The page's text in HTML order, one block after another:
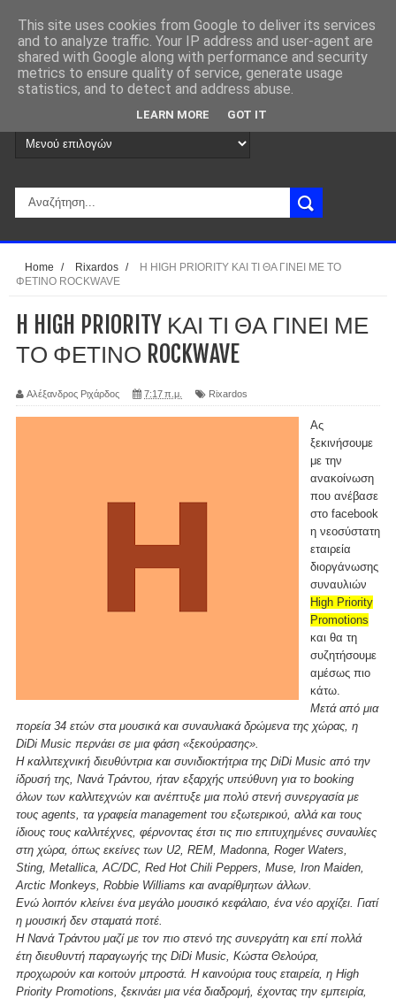
Home / Rixardos /
H HIGH PRIORITY ΚΑΙ ΤΙ ΘΑ ΓΙΝΕΙ ΜΕ ΤΟ
ΦΕΤΙΝΟ ROCKWAVE
H HIGH PRIORITY ΚΑΙ ΤΙ ΘΑ ΓΙΝΕΙ ΜΕ
ΤΟ ΦΕΤΙΝΟ ROCKWAVE
Αλέξανδρος Ριχάρδος 7:17 π.μ. Rixardos
Ας
ξεκινήσουμε
με την
ανακοίνωση
που ανέβασε
στο facebook
η νεοσύστατη
εταιρεία
διοργάνωσης
συναυλιών
High Priority
Promotions
και θα τη
συζητήσουμε
αμέσως πιο
κάτω.
Μετά από μια
πορεία 34 ετών στα μουσικά και συναυλιακά δρώμενα της χώρας, η
DiDi Music περνάει σε μια φάση «ξεκούρασης».
Η καλλιτεχνική διευθύντρια και συνιδιοκτήτρια της DiDi Music από την
ίδρυσή της, Νανά Τράντου, ήταν εξαρχής υπεύθυνη για το booking
όλων των καλλιτεχνών και ανέπτυξε μια πολύ στενή συνεργασία με
τους agents, τα γραφεία management του εξωτερικού, αλλά και τους
ίδιους τους καλλιτέχνες, φέρνοντας έτσι τις πιο επιτυχημένες συναυλίες
στη χώρα, όπως εκείνες των U2, REM, Madonna, Roger Waters,
Sting, Metallica, AC/DC, Red Hot Chili Peppers, Muse, Iron Maiden,
Arctic Monkeys, Robbie Williams και αναρίθμητων άλλων.
Ενώ λοιπόν κλείνει ένα μεγάλο μουσικό κεφάλαιο, ένα νέο αρχίζει. Γιατί
η μουσική δεν σταματά ποτέ.
Η Νανά Τράντου μαζί με τον πιο στενό της συνεργάτη και επί πολλά
έτη διευθυντή παραγωγής της DiDi Music, Κώστα Θελούρα,
προχωρούν και κοιτούν μπροστά. Η καινούρια τους εταιρεία, η High
Priority Promotions, ξεκινάει μια νέα διαδρομή, έχοντας την εμπειρία,
This site uses cookies from Google to deliver its services
and to analyze traffic. Your IP address and user-agent are
shared with Google along with performance and security
metrics to ensure quality of service, generate usage
statistics, and to detect and address abuse.
LEARN MORE GOT IT